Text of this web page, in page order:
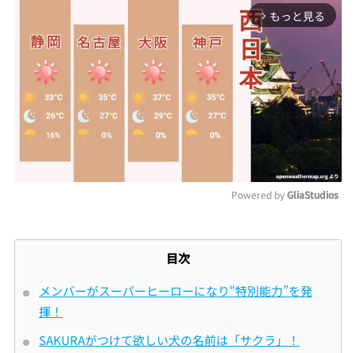
arrow_forward_ios もっと見る
Powered by GliaStudios
目次
メンバーがスーパーヒーローになり“特別能力”を発
揮！
SAKURAがつけて欲しい犬の名前は「サクラ」！